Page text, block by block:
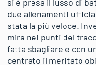
si è presa il lusso di
due allenamenti
stata la più veloce.
mira nei punti del
fatta sbagliare e con
centrato il meritato